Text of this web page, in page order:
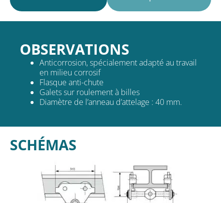
OBSERVATIONS
Anticorrosion, spécialement adapté au travail
en milieu corrosif
Flasque anti-chute
Galets sur roulement à billes
Diamètre de l’anneau d’attelage : 40 mm.
SCHÉMAS